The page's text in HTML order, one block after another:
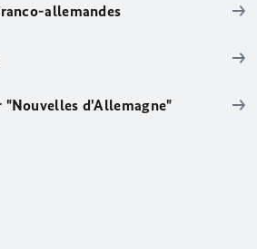
allemandes
"Nouvelles d'Allemagne"